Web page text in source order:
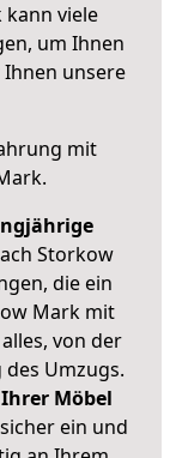
viele
um Ihnen
unsere
mit
.
Storkow
die ein
Mark mit
von der
Umzugs.
Möbel
ein und